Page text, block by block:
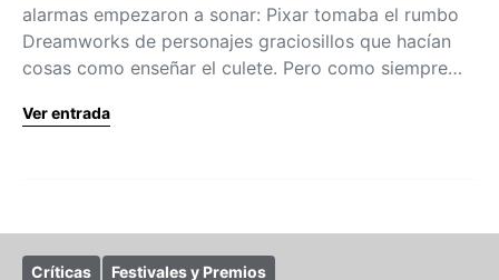
alarmas empezaron a sonar: Pixar tomaba el rumbo
Dreamworks de personajes graciosillos que hacían
cosas como enseñar el culete. Pero como siempre…
Ver entrada
Críticas Festivales y Premios